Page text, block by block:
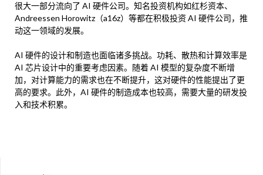
很大一部分流向了 AI 硬件公司。知名投资机构如红杉资本、
Andreessen Horowitz（a16z）等都在积极投资 AI 硬件公司，推
动这一领域的发展。
AI 硬件的设计和制造也面临诸多挑战。功耗、散热和计算效率是
AI 芯片设计中的重要考虑因素。随着 AI 模型的复杂度不断增
加，对计算能力的需求也在不断提升，这对硬件的性能提出了更
高的要求。此外，AI 硬件的制造成本也较高，需要大量的研发投
入和技术积累。